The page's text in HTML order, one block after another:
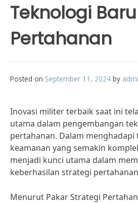
Teknologi
Pertahanan
Posted on September 11, 2024 by
Inovasi militer terbaik saat ini
utama dalam pengembangan
pertahanan. Dalam menghadapi
keamanan yang semakin
menjadi kunci utama dalam
keberhasilan strategi
Menurut Pakar Strategi